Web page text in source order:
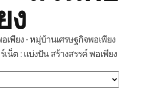
ง
เพียง - หมู่บ้านเศรษฐกิจพอเพียง
เน็ต : แบ่งปัน สร้างสรรค์ พอเพียง